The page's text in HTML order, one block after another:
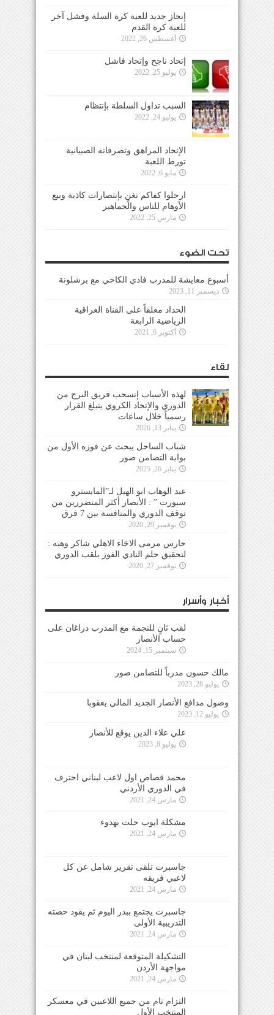
إنجاز جديد للعبة كرة السلة وفشل آخر
للعبة كرة القدم
أغسطس 26, 2022
إتحاد ناجح وإتحاد فاشل
يوليو 25, 2022
السبب تداول السلطة بإنتظام
يوليو 24, 2022
الإتحاد المراهق وتصرفاته الصبيانية
تورط اللعبة
مايو 6, 2022
ارحلوا كفاكم تغنٍ بإنتصارات كاذبة وبيع
الأوهام للناس والجماهير
مارس 25, 2022
تحت الضوء
أسبوع معايشة للمدرب فادي الكاخي مع برشلونة
ديسمبر 11, 2023
الحداد معلقاً على القناة العراقية
الرياضية الرابعة
أكتوبر 6, 2021
لقاء
لهذه الأسباب إنسحب فريق البرج من
الدوري والإتحاد الكروي يتبلغ القرار
رسمياً خلال ساعات
يناير 13, 2026
شباب الساحل يبحث عن فوزه الأول من
بوابة التضامن صور
يناير 26, 2025
عبد الوهاب ابو الهيل لـ”المايسترو
سبورت ” : الأنصار أكثر المتضررين من
توقف الدوري والمنافسة بين 7 فرق
نوفمبر 29, 2020
حارس مرمى الاخاء الاهلي شاكر وهبه :
لتحقيق حلم النادي الفوز بلقب الدوري
نوفمبر 27, 2020
أخبار وأسرار
لقب ثانٍ للنجمة مع المدرب دراغان على
حساب الأنصار
سبتمبر 15, 2024
مالك حسون مدرباً للتضامن صور
يوليو 28, 2023
وصول مدافع الأنصار الجديد المالي يعقوبا
يوليو 12, 2023
علي علاء الدين يوقع للأنصار
يوليو 8, 2023
محمد قصاص اول لاعب لبناني احترف
في الدوري الأردني
مارس 24, 2021
مشكلة ايوب حلت بهدوء
مارس 24, 2021
جاسبرت تلقى تقرير شامل عن كل
لاعبي فريقه
مارس 24, 2021
جاسبرت يجتمع ببدر اليوم ثم يقود حصته
التدريبية الأولى
مارس 24, 2021
التشكيلة المتوقعة لمنتخب لبنان في
مواجهة الأردن
مارس 24, 2021
التزام تام من جميع اللاعبين في معسكر
المنتخب الأول